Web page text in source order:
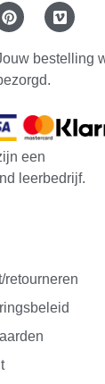
bestelling
een
leerbedrijf.
retourneren